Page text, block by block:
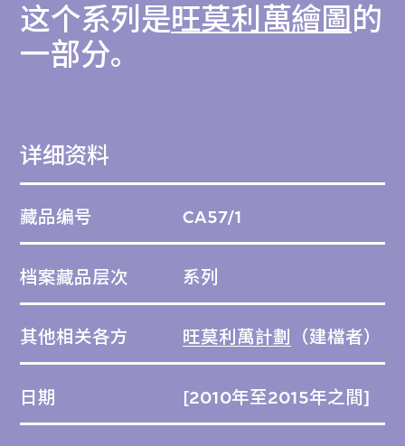
这个系列是旺莫利萬繪圖 的
一部分。
详细资料
藏品编号 CA57/1
档案藏品层次 系列
其他相关各方 旺莫利萬計劃 （建檔者）
日期 [2010年至2015年之間]